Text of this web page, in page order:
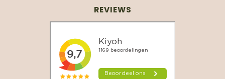
REVIEWS